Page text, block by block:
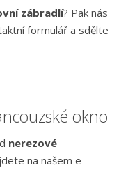
zábradlí? Pak nás
formulář a sdělte
okno
nerezové
na našem e-